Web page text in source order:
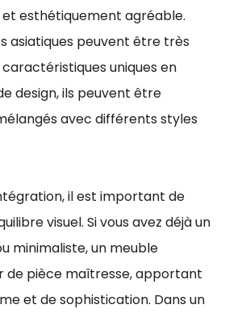
esthétiquement agréable.
asiatiques peuvent être très
uniques en
design, ils peuvent être
avec différents styles
il est important de
visuel. Si vous avez déjà un
minimaliste, un meuble
de pièce maîtresse, apportant
et de sophistication. Dans un